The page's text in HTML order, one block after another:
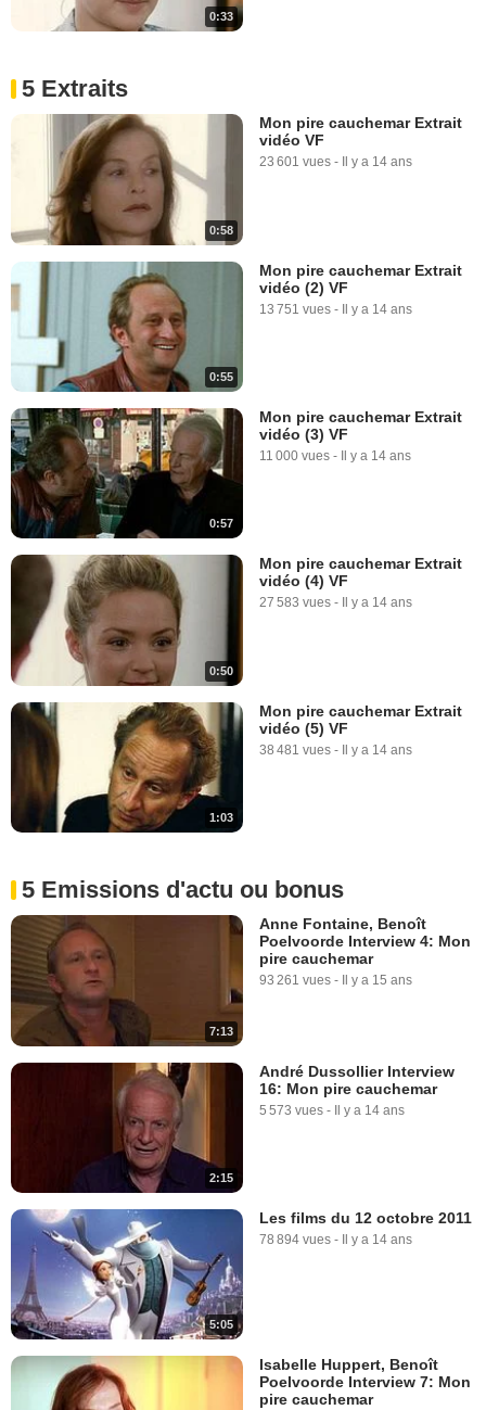
0:33
5 Extraits
0:58
Mon pire cauchemar Extrait
vidéo VF
23 601 vues - Il y a 14 ans
0:55
Mon pire cauchemar Extrait
vidéo (2) VF
13 751 vues - Il y a 14 ans
0:57
Mon pire cauchemar Extrait
vidéo (3) VF
11 000 vues - Il y a 14 ans
0:50
Mon pire cauchemar Extrait
vidéo (4) VF
27 583 vues - Il y a 14 ans
1:03
Mon pire cauchemar Extrait
vidéo (5) VF
38 481 vues - Il y a 14 ans
5 Emissions d'actu ou bonus
7:13
Anne Fontaine, Benoît
Poelvoorde Interview 4: Mon
pire cauchemar
93 261 vues - Il y a 15 ans
2:15
André Dussollier Interview
16: Mon pire cauchemar
5 573 vues - Il y a 14 ans
5:05
Les films du 12 octobre 2011
78 894 vues - Il y a 14 ans
Isabelle Huppert, Benoît
Poelvoorde Interview 7: Mon
pire cauchemar